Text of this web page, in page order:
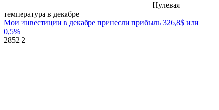
Нулевая
температура в декабре
Мои инвестиции в декабре принесли прибыль 326,8$ или
0,5%
2852 2